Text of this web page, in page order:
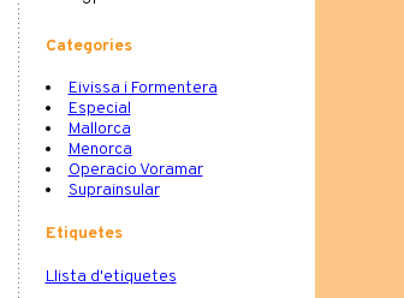
Categories
Eivissa i Formentera
Especial
Mallorca
Menorca
Operacio Voramar
Suprainsular
Etiquetes
Llista d'etiquetes